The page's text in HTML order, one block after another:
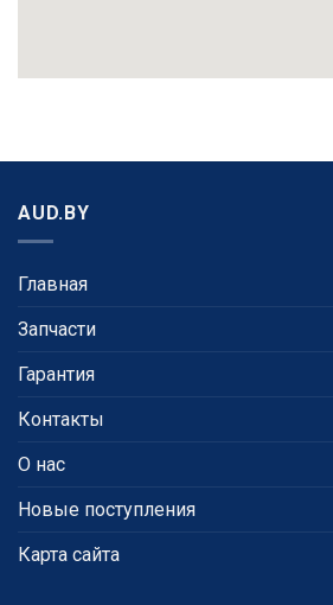
AUD.BY
Главная
Запчасти
Гарантия
Контакты
О нас
Новые поступления
Карта сайта